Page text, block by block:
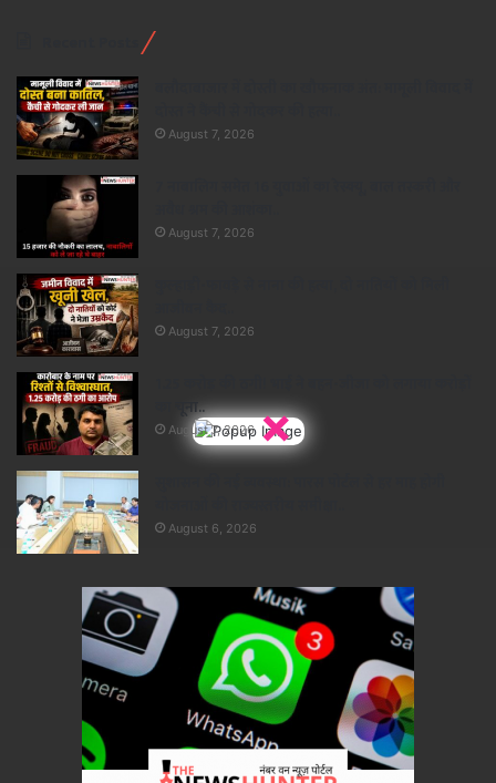
×
August 7, 2026
August 7, 2026
August 7, 2026
का चूना..
August 7, 2026
August 6, 2026